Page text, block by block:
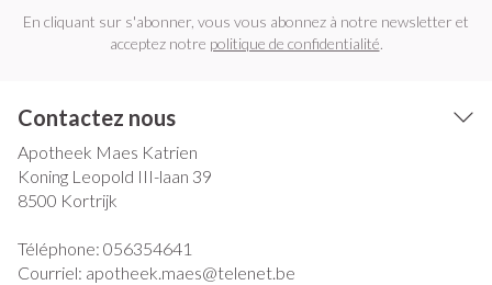
En cliquant sur s'abonner, vous vous abonnez à notre newsletter et
acceptez notre politique de confidentialité.
Contactez nous
Apotheek Maes Katrien
Koning Leopold III-laan 39
8500 Kortrijk
Téléphone: 056354641
Courriel: apotheek.maes@telenet.be